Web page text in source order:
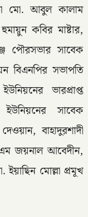
মো. আবুল কালাম
কবির মাষ্টার,
পৌরসভার সাবেক
বিএনপির সভাপতি
ভারপ্রাপ্ত
সাবেক
বাহাদুরশাদী
জয়নাল আবেদীন,
মোল্লা প্রমূখ